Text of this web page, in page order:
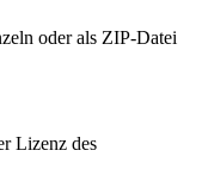
oder als ZIP-Datei
Lizenz des